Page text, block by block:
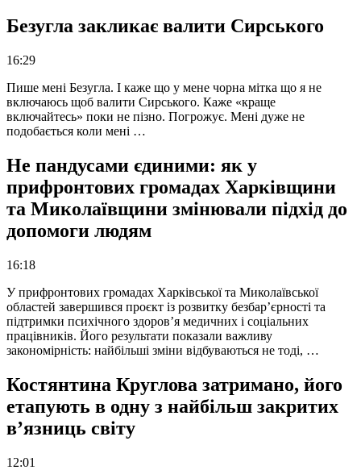
Безугла закликає валити Сирського
16:29
Пише мені Безугла. І каже що у мене чорна мітка що я не
включаюсь щоб валити Сирського. Каже «краще
включайтесь» поки не пізно. Погрожує. Мені дуже не
подобається коли мені …
Не пандусами єдиними: як у
прифронтових громадах Харківщини
та Миколаївщини змінювали підхід до
допомоги людям
16:18
У прифронтових громадах Харківської та Миколаївської
областей завершився проєкт із розвитку безбар’єрності та
підтримки психічного здоров’я медичних і соціальних
працівників. Його результати показали важливу
закономірність: найбільші зміни відбуваються не тоді, …
Костянтина Круглова затримано, його
етапують в одну з найбільш закритих
в’язниць світу
12:01